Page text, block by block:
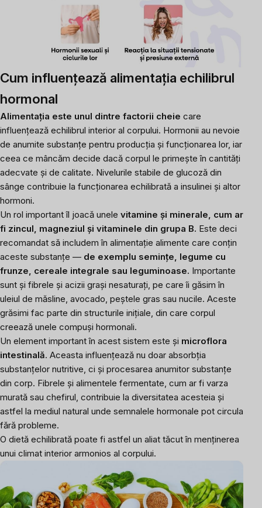
Cum influențează alimentația echilibrul
hormonal
Alimentația este unul dintre factorii cheie care
influențează echilibrul interior al corpului. Hormonii au nevoie
de anumite substanțe pentru producția și funcționarea lor, iar
ceea ce mâncăm decide dacă corpul le primește în cantități
adecvate și de calitate. Nivelurile stabile de glucoză din
sânge contribuie la funcționarea echilibrată a insulinei și altor
hormoni.
Un rol important îl joacă unele vitamine și minerale, cum ar
fi zincul, magneziul și vitaminele din grupa B. Este deci
recomandat să includem în alimentație alimente care conțin
aceste substanțe — de exemplu semințe, legume cu
frunze, cereale integrale sau leguminoase. Importante
sunt și fibrele și acizii grași nesaturați, pe care îi găsim în
uleiul de măsline, avocado, peștele gras sau nucile. Aceste
grăsimi fac parte din structurile inițiale, din care corpul
creează unele compuși hormonali.
Un element important în acest sistem este și microflora
intestinală. Aceasta influențează nu doar absorbția
substanțelor nutritive, ci și procesarea anumitor substanțe
din corp. Fibrele și alimentele fermentate, cum ar fi varza
murată sau chefirul, contribuie la diversitatea acesteia și
astfel la mediul natural unde semnalele hormonale pot circula
fără probleme.
O dietă echilibrată poate fi astfel un aliat tăcut în menținerea
unui climat interior armonios al corpului.